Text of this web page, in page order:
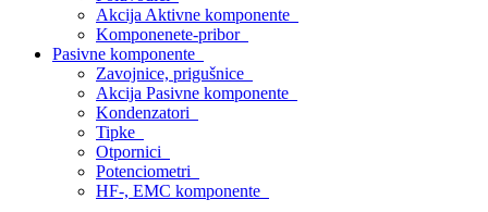
Akcija Aktivne komponente
Komponenete-pribor
Pasivne komponente
Zavojnice, prigušnice
Akcija Pasivne komponente
Kondenzatori
Tipke
Otpornici
Potenciometri
HF-, EMC komponente